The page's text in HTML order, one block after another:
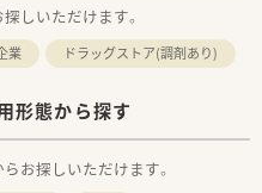
しいただけます。
業 ドラッグストア(調剤あり)
形態から探す
お探しいただけます。